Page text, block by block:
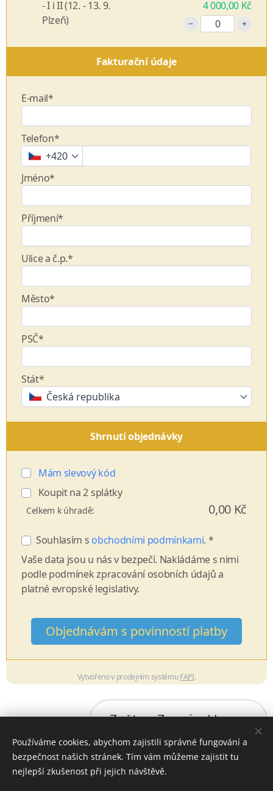
- I i II (12. - 13. 9.
Plzeň)
4 000,00 Kč
Fakturační údaje
E-mail*
Telefon*
+420
Jméno*
Příjmení*
Ulice a č.p.*
Město*
PSČ*
Stát*
Česká republika
Shrnutí objednávky
Mám slevový kód
Koupit na2splátky
Celkem k úhradě: 0,00 Kč
Souhlasím s obchodními podmínkami. *
Vaše data jsou u nás v bezpečí. Nakládáme s nimi
podle podmínek zpracování osobních údajů a
platné evropské legislativy.
Objednávám s povinností platby
Vytvořeno v prodejním systémuFAPI.
Zpět na Za svým hlasem
Používáme cookies, abychom zajistili správné fungování a
bezpečnost našich stránek. Tím vám můžeme zajistit tu
nejlepší zkušenost při jejich návštěvě.